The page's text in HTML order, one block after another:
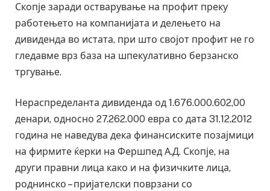
Скопје заради остварување на профит преку
работењето на компанијата и делењето на
дивиденда во истата, при што својот профит не го
гледавме врз база на шпекулативно берзанско
тргување.
Нераспределанта дивиденда од 1.676.000.602,00
денари, односно 27.262.000 евра со дата 31.12.2012
година не наведува дека финансиските позајмици
на фирмите ќерки на Фершпед А.Д. Скопје, на
други правни лица како и на физичките лица,
роднинско – пријателски поврзани со